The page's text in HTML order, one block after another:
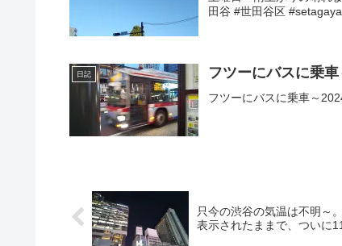
田谷 #世田谷区 #setagaya
日記 フツーにバスに乗車
フツーにバスに乗車～
只今の渋谷の気温は不明～
表示されたままで、ついに